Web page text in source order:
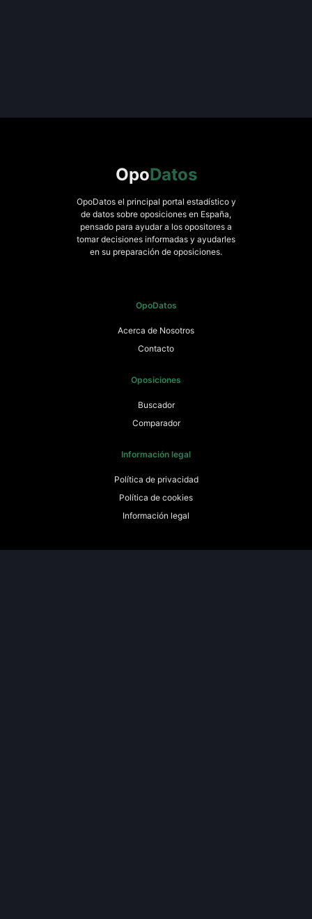
OpoDatos
OpoDatos el principal portal estadístico y
de datos sobre oposiciones en España,
pensado para ayudar a los opositores a
tomar decisiones informadas y ayudarles
en su preparación de oposiciones.
OpoDatos
Acerca de Nosotros
Contacto
Oposiciones
Buscador
Comparador
Información legal
Política de privacidad
Política de cookies
Información legal